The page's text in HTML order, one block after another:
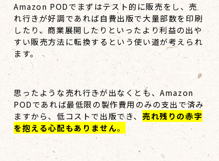
Amazon PODでまずはテスト的に販売をし、売
れ行きが好調であれば自費出版で大量部数を印刷
したり、商業展開したりといったより利益の出や
すい販売方法に転換するという使い道が考えられ
ます。
思ったような売れ行きが出なくとも、Amazon
PODであれば最低限の製作費用のみの支出で済み
ますから、低コストで出版でき、 売れ残りの赤字
を抱える心配もありません。